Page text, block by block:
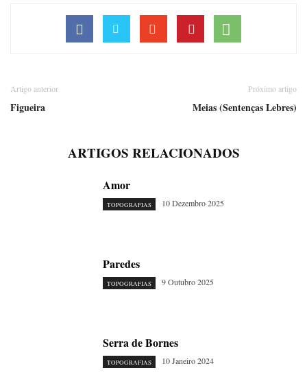
Artigo anterior
Figueira
Próximo artigo
Meias (Sentenças Lebres)
ARTIGOS RELACIONADOS
Amor
TOPOGRAFIAS 10 Dezembro 2025
Paredes
TOPOGRAFIAS 9 Outubro 2025
Serra de Bornes
TOPOGRAFIAS 10 Janeiro 2024